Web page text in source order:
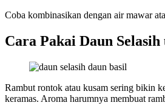
Coba kombinasikan dengan air mawar
Cara Pakai Daun
Rambut rontok atau kusam sering bikin
keramas. Aroma harumnya membuat